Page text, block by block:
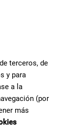
terceros, de
y para
a la
(por
más